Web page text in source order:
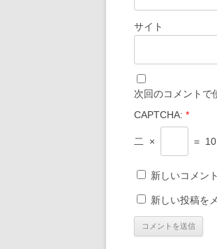
サイト
次回のコメントで
CAPTCHA: *
二 × = 10
新しいコメン
新しい投稿を